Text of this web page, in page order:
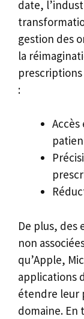
date,
gestion des
la
:
De plus,
non
qu’Apple,
applications
étendre leur
domaine. En